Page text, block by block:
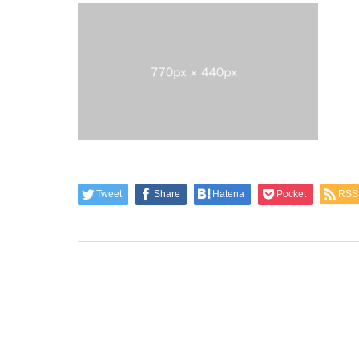
Tweet Share Hatena Pocket RSS